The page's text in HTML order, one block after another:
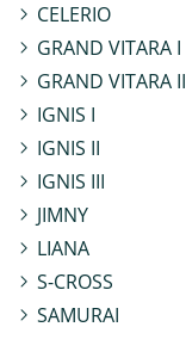
CELERIO
GRAND VITARA I
GRAND VITARA II
IGNIS I
IGNIS II
IGNIS III
JIMNY
LIANA
S-CROSS
SAMURAI